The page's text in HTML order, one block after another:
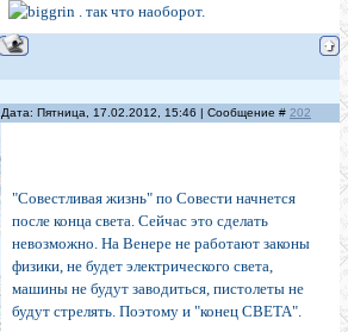
. так что наоборот.
Дата: Пятница, 17.02.2012, 15:46 | Сообщение # 202
"Совестливая жизнь" по Совести начнется
после конца света. Сейчас это сделать
невозможно. На Венере не работают законы
физики, не будет электрического света,
машины не будут заводиться, пистолеты не
будут стрелять. Поэтому и "конец СВЕТА".